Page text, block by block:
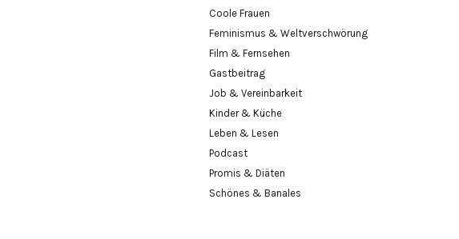
Coole Frauen
Feminismus & Weltverschwörung
Film & Fernsehen
Gastbeitrag
Job & Vereinbarkeit
Kinder & Küche
Leben & Lesen
Podcast
Promis & Diäten
Schönes & Banales